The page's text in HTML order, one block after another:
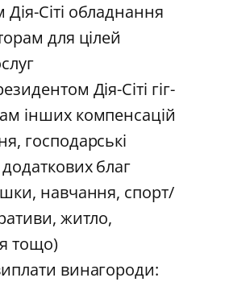
Сіті обладнання
для цілей
Дія-Сіті гіг-
інших компенсацій
господарські
благ
навчання, спорт/
житло,
тощо)
винагороди: